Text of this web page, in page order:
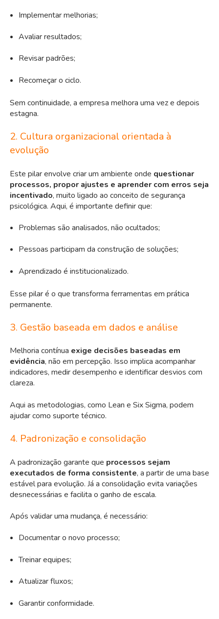
Implementar melhorias;
Avaliar resultados;
Revisar padrões;
Recomeçar o ciclo.
Sem continuidade, a empresa melhora uma vez e depois
estagna.
2. Cultura organizacional orientada à
evolução
Este pilar envolve criar um ambiente onde questionar
processos, propor ajustes e aprender com erros seja
incentivado, muito ligado ao conceito de segurança
psicológica. Aqui, é importante definir que:
Problemas são analisados, não ocultados;
Pessoas participam da construção de soluções;
Aprendizado é institucionalizado.
Esse pilar é o que transforma ferramentas em prática
permanente.
3. Gestão baseada em dados e análise
Melhoria contínua exige decisões baseadas em
evidência, não em percepção. Isso implica acompanhar
indicadores, medir desempenho e identificar desvios com
clareza.
Aqui as metodologias, como Lean e Six Sigma, podem
ajudar como suporte técnico.
4. Padronização e consolidação
A padronização garante que processos sejam
executados de forma consistente, a partir de uma base
estável para evolução. Já a consolidação evita variações
desnecessárias e facilita o ganho de escala.
Após validar uma mudança, é necessário:
Documentar o novo processo;
Treinar equipes;
Atualizar fluxos;
Garantir conformidade.